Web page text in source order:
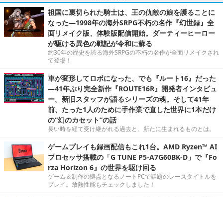
祖国に裏切られた騎士は、王の仇敵の娘を護ることに
なった―1998年の海外SRPG不朽の名作『幻世録』全
面リメイク版、体験版配信開始。ダーティーヒーロー
が駆ける異色の戦記が令和に蘇る
約30年の歴史を誇る海外SRPGの不朽の名作が全面リメイクされ
て登場！
車が変形してロボになった、でも『ルート16』だった
―41年ぶり完全新作『ROUTE16R』開発者インタビュ
ー。新旧スタッフが語るシリーズの魂。そして41年
前、たった1人のために手作業で直した世界に1本だけ
の“幻のカセット”の話
長い時を経て受け継がれる過去と、新たに生まれるものとは。
ゲームプレイも録画配信もこれ1台。AMD Ryzen™ AI
プロセッサ搭載の「G TUNE P5-A7G60BK-D」で『Fo
rza Horizon 6』の世界を駆け回る
ゲーム＆制作の拠点となるノートPCで話題のレースタイトルを
プレイ。放熱性能もチェックしました！